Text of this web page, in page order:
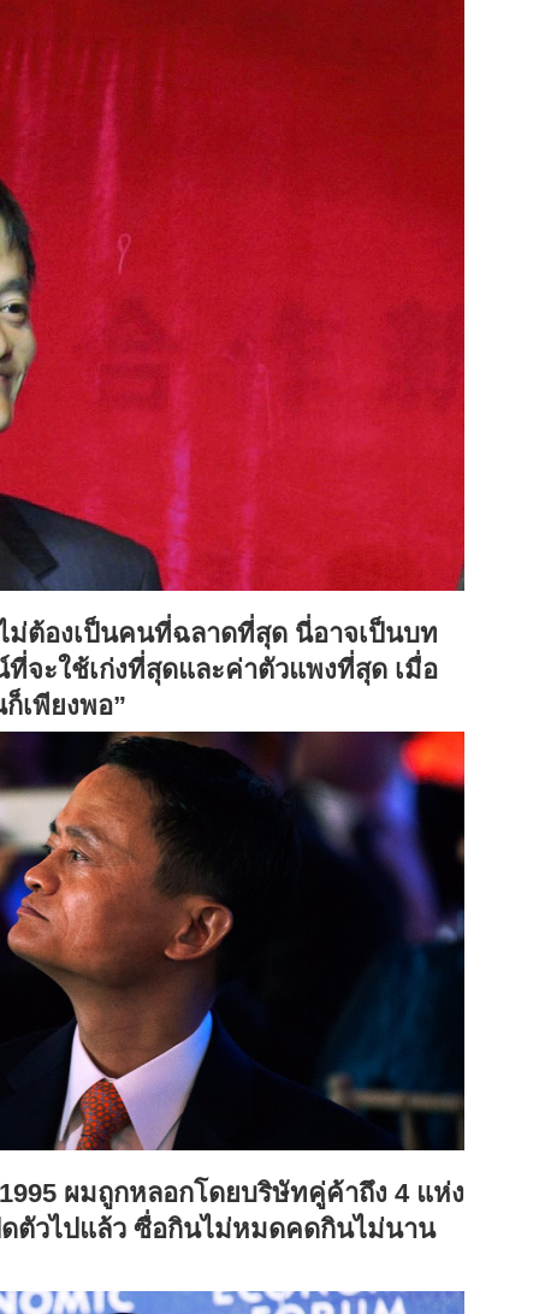
ม่ต้องเป็นคนที่ฉลาดที่สุด นี่อาจเป็นบท
จะใช้เก่งที่สุดและค่าตัวแพงที่สุด เมื่อ
เพียงพอ”
1995 ผมถูกหลอกโดยบริษัทคู่ค้าถึง 4 แห่ง
ตัวไปแล้ว ซื่อกินไม่หมดคดกินไม่นาน